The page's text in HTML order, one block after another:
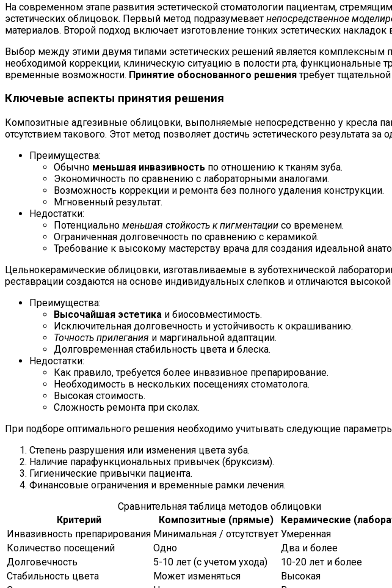
На современном этапе развития эстетической стоматологии пациентам,
эстетических облицовок. Первый метод подразумевает непосредственное
материалов. Второй подход включает изготовление тонких эстетических
Выбор между этими двумя типами эстетических решений является
необходимой коррекции, клиническую ситуацию в полости рта, функциональные
временные возможности. Принятие обоснованного решениятребует
Ключевые аспекты принятия решения
Композитные адгезивные облицовки, выполняемые непосредственно у кресла
отсутствием такового. Этот метод позволяет достичь эстетического результата за
Преимущества:
Обычно меньшая инвазивность по отношению к тканям зуба.
Экономичность по сравнению с лабораторными аналогами.
Возможность коррекции и ремонта без полного удаления конструкции.
Мгновенный результат.
Недостатки:
Потенциально меньшая стойкость к пигментации со временем.
Ограниченная долговечность по сравнению с керамикой.
Требование к высокому мастерству врача для создания идеальной
Цельнокерамические облицовки, изготавливаемые в зуботехнической
реставрации создаются на основе индивидуальных слепков и отличаются
Преимущества:
Высочайшая эстетика и биосовместимость.
Исключительная долговечность и устойчивость к окрашиванию.
Точность прилегания и маргинальной адаптации.
Долговременная стабильность цвета и блеска.
Недостатки:
Как правило, требуется более инвазивное препарирование.
Необходимость в нескольких посещениях стоматолога.
Высокая стоимость.
Сложность ремонта при сколах.
При подборе оптимального решения необходимо учитывать следующие
Степень разрушения или изменения цвета зуба.
Наличие парафункциональных привычек (бруксизм).
Гигиенические привычки пациента.
Финансовые ограничения и временные рамки лечения.
Сравнительная таблица методов облицовки
Критерий
Композитные (прямые)
Керамические
Инвазивность препарирования Минимальная / отсутствует Умеренная
Количество посещений
Одно
Два и более
Долговечность
5-10 лет (с учетом ухода)
10-20 лет и более
Стабильность цвета
Может изменяться
Высокая